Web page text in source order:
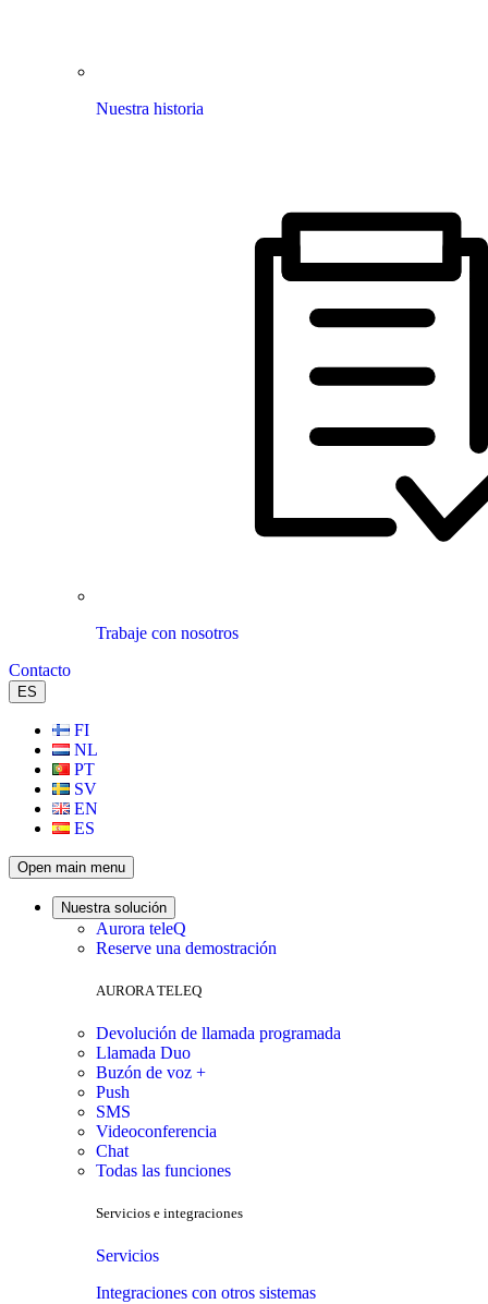
Nuestra historia
Trabaje con nosotros
Contacto
ES
FI
NL
PT
SV
EN
ES
Open main menu
Nuestra solución
Aurora teleQ
Reserve una demostración
AURORA TELEQ
Devolución de llamada programada
Llamada Duo
Buzón de voz +
Push
SMS
Videoconferencia
Chat
Todas las funciones
Servicios e integraciones
Servicios
Integraciones con otros sistemas